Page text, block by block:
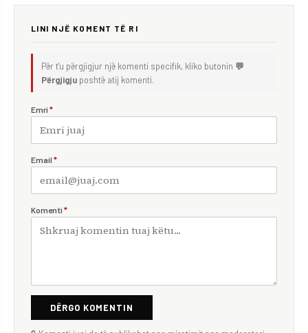
LINI NJË KOMENT TË RI
Për t'u përgjigjur një komenti specifik, kliko butonin 💬
Përgjigju poshtë atij komenti.
Emri *
Email *
Komenti *
DËRGO KOMENTIN